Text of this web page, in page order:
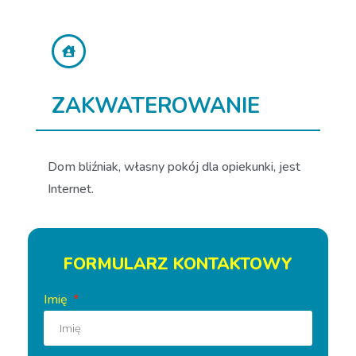
ZAKWATEROWANIE
Dom bliźniak, własny pokój dla opiekunki, jest
Internet.
FORMULARZ KONTAKTOWY
Imię